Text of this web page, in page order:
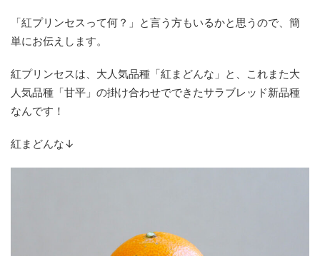
「紅プリンセスって何？」と言う方もいるかと思うので、 簡
単にお伝えします。
紅プリンセスは、大人気品種「紅まどんな」と、
これまた大
人気品種「甘平」 の掛け合わせでできたサラブレッド新品種
なんです！
紅まどんな↓